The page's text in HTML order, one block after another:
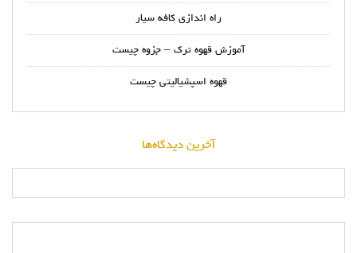
راه اندازی کافه سیار
آموزش قهوه ترک – جزوه چیست
قهوه اسپشیالیتی چیست
آخرین دیدگاه‌ها